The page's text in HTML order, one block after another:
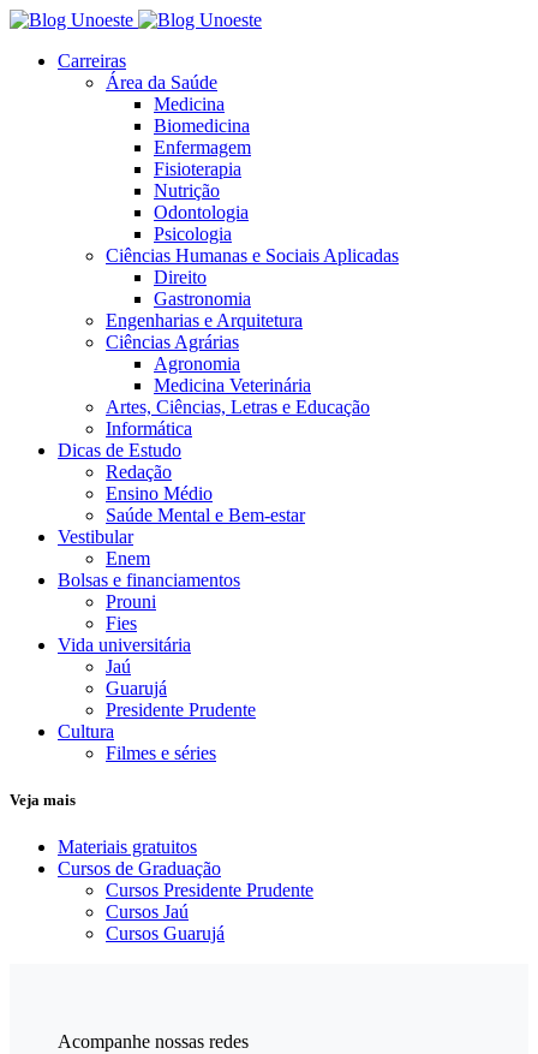
Carreiras
Área da Saúde
Medicina
Biomedicina
Enfermagem
Fisioterapia
Nutrição
Odontologia
Psicologia
Ciências Humanas e Sociais Aplicadas
Direito
Gastronomia
Engenharias e Arquitetura
Ciências Agrárias
Agronomia
Medicina Veterinária
Artes, Ciências, Letras e Educação
Informática
Dicas de Estudo
Redação
Ensino Médio
Saúde Mental e Bem-estar
Vestibular
Enem
Bolsas e financiamentos
Prouni
Fies
Vida universitária
Jaú
Guarujá
Presidente Prudente
Cultura
Filmes e séries
Veja mais
Materiais gratuitos
Cursos de Graduação
Cursos Presidente Prudente
Cursos Jaú
Cursos Guarujá
Acompanhe nossas redes